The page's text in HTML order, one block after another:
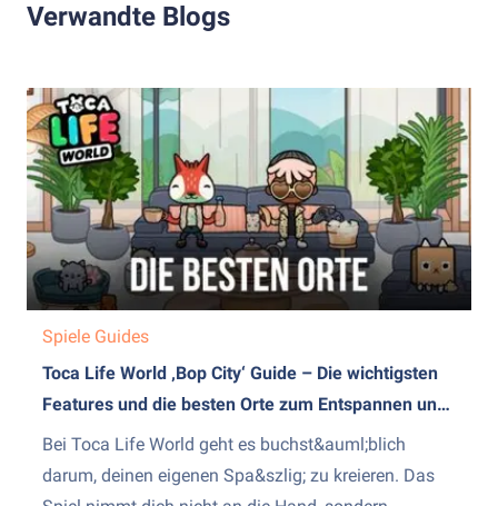
Verwandte Blogs
Spiele Guides
Toca Life World ‚Bop City‘ Guide – Die wichtigsten
Features und die besten Orte zum Entspannen und
Spaß haben
Bei Toca Life World geht es buchst&auml;blich
darum, deinen eigenen Spa&szlig; zu kreieren. Das